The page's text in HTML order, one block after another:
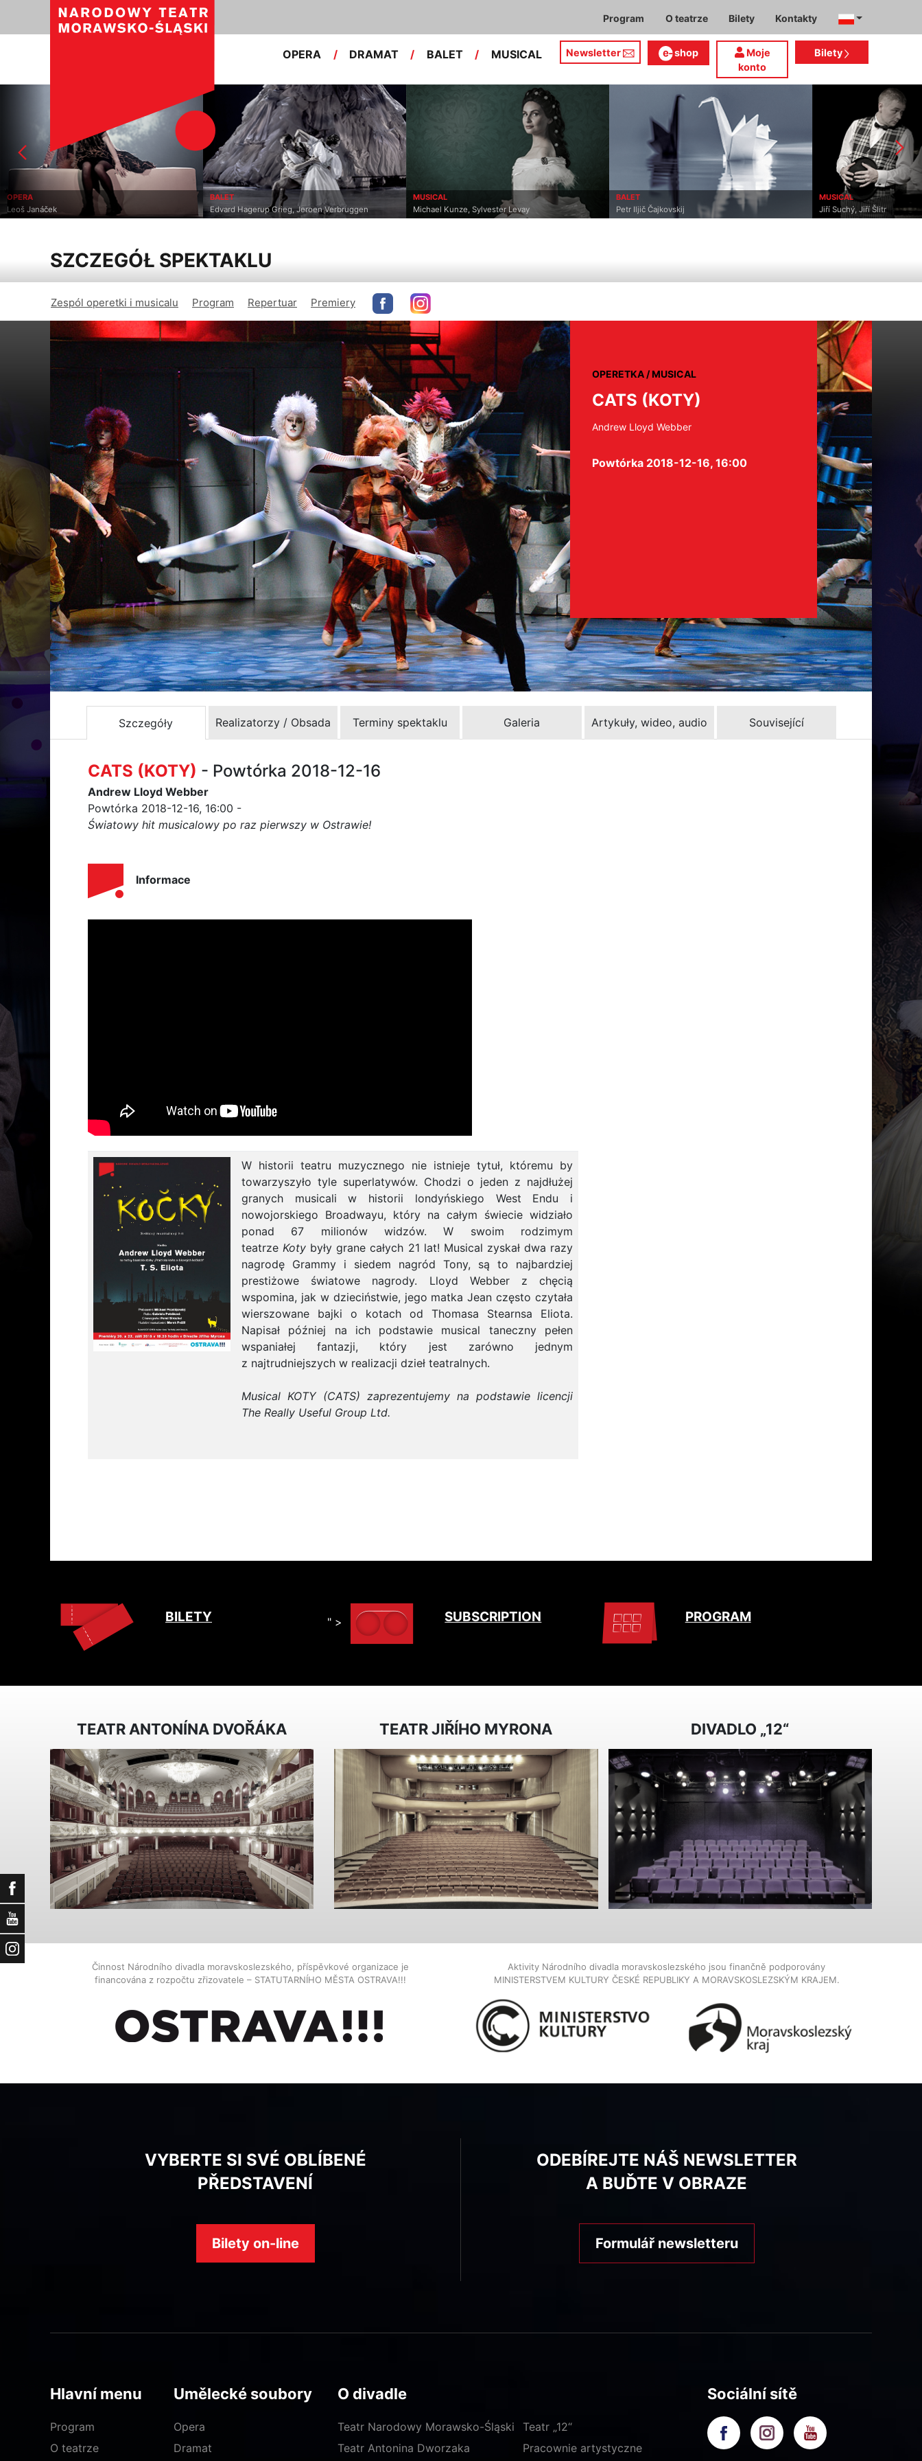
Facebook
YouTube
Instagram
Program O teatrze Bilety Kontakty
OPERA / DRAMAT / BALET / MUSICAL Newsletter shop
Moje
konto
Bilety
OPERA
Leoš Janáček
BALET
Edvard Hagerup Grieg, Jeroen Verbruggen
MUSICAL
Michael Kunze, Sylvester Levay
BALET
Petr Iljič Čajkovskij
MUSICAL
Jiří Suchý, Jiří Šlitr
SZCZEGÓŁ SPEKTAKLU
Zespól operetki i musicalu Program Repertuar Premiery
OPERETKA / MUSICAL
CATS (KOTY)
Andrew Lloyd Webber
Powtórka 2018-12-16, 16:00
Szczegóły Realizatorzy / Obsada Terminy spektaklu Galeria Artykuły, wideo, audio Související
CATS (KOTY) - Powtórka 2018-12-16
Andrew Lloyd Webber
Powtórka 2018-12-16, 16:00 -
Światowy hit musicalowy po raz pierwszy w Ostrawie!
Informace
W historii teatru muzycznego nie istnieje tytuł, któremu by
towarzyszyło tyle superlatywów. Chodzi o jeden z najdłużej
granych musicali w historii londyńskiego West Endu i
nowojorskiego Broadwayu, który na całym świecie widziało
ponad 67 milionów widzów. W swoim rodzimym
teatrzeKoty były grane całych 21 lat! Musical zyskał dwa razy
nagrodę Grammy i siedem nagród Tony, są to najbardziej
prestiżowe światowe nagrody. Lloyd Webber z chęcią
wspomina, jak w dzieciństwie, jego matka Jean często czytała
wierszowane bajki o kotach od Thomasa Stearnsa Eliota.
Napisał później na ich podstawie musical taneczny pełen
wspaniałej fantazji, który jest zarówno jednym
z najtrudniejszych w realizacji dzieł teatralnych.
Musical KOTY (CATS) zaprezentujemy na podstawie licencji
The Really Useful Group Ltd.
BILETY " > SUBSCRIPTION PROGRAM
TEATR ANTONÍNA DVOŘÁKA TEATR JIŘÍHO MYRONA DIVADLO „12“
Činnost Národního divadla moravskoslezského, příspěvkové organizace je
financována z rozpočtu zřizovatele – STATUTARNÍHO MĚSTA OSTRAVA!!!
Aktivity Národního divadla moravskoslezského jsou finančně podporovány
MINISTERSTVEM KULTURY ČESKÉ REPUBLIKY A MORAVSKOSLEZSKÝM KRAJEM.
VYBERTE SI SVÉ OBLÍBENÉ
PŘEDSTAVENÍ
Bilety on-line
ODEBÍREJTE NÁŠ NEWSLETTER
A BUĎTE V OBRAZE
Formulář newsletteru
Hlavní menu
Program
O teatrze
Umělecké soubory
Opera
Dramat
O divadle
Teatr Narodowy Morawsko-Śląski
Teatr Antonina Dworzaka
Teatr „12“
Pracownie artystyczne
Sociální sítě